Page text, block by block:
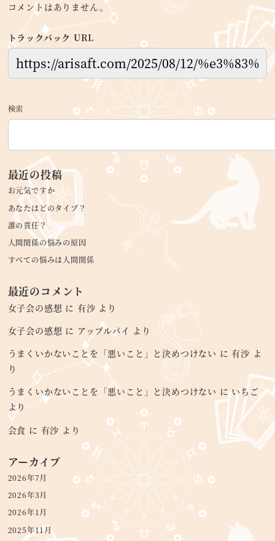
コメントはありません。
トラックバック URL
検索
最近の投稿
お元気ですか
あなたはどのタイプ？
誰の責任？
人間関係の悩みの原因
すべての悩みは人間関係
最近のコメント
女子会の感想 に 有沙 より
女子会の感想 に アップルパイ より
うまくいかないことを「悪いこと」と決めつけない に有沙 よ
り
うまくいかないことを「悪いこと」と決めつけない にいちご
より
会食 に 有沙 より
アーカイブ
2026年7月
2026年3月
2026年1月
2025年11月